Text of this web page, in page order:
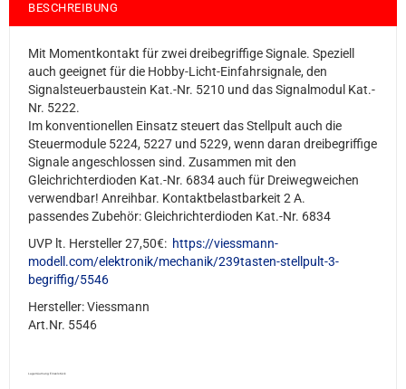
BESCHREIBUNG
Mit Momentkontakt für zwei dreibegriffige Signale. Speziell
auch geeignet für die Hobby-Licht-Einfahrsignale, den
Signalsteuerbaustein Kat.-Nr. 5210 und das Signalmodul Kat.-
Nr. 5222.
Im konventionellen Einsatz steuert das Stellpult auch die
Steuermodule 5224, 5227 und 5229, wenn daran dreibegriffige
Signale angeschlossen sind. Zusammen mit den
Gleichrichterdioden Kat.-Nr. 6834 auch für Dreiwegweichen
verwendbar! Anreihbar. Kontaktbelastbarkeit 2 A.
passendes Zubehör: Gleichrichterdioden Kat.-Nr. 6834
UVP lt. Hersteller 27,50€: https://viessmann-
modell.com/elektronik/mechanik/239tasten-stellpult-3-
begriffig/5546
Hersteller: Viessmann
Art.Nr. 5546
Lagerräumung Einzelstück